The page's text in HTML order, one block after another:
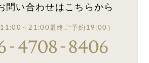
問い合わせはこちらから
11:00～21:00最終ご予約19:00）